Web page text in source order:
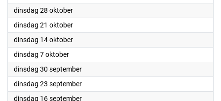
dinsdag 28 oktober2025
dinsdag 21 oktober2025
dinsdag 14 oktober2025
dinsdag 7 oktober2025
dinsdag 30 september2025
dinsdag 23 september2025
dinsdag 16 september2025